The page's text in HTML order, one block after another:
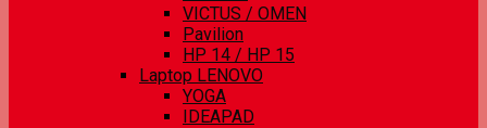
VICTUS / OMEN
Pavilion
HP 14 / HP 15
Laptop LENOVO
YOGA
IDEAPAD